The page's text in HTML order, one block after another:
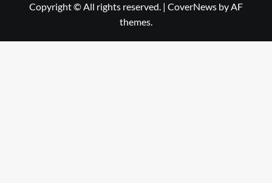
Copyright © All rights reserved. | CoverNews by AF
themes.